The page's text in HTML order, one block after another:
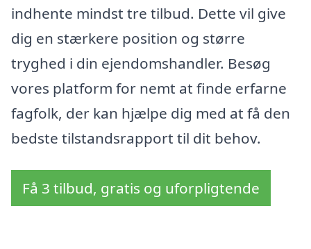
indhente mindst tre tilbud. Dette vil give
dig en stærkere position og større
tryghed i din ejendomshandler. Besøg
vores platform for nemt at finde erfarne
fagfolk, der kan hjælpe dig med at få den
bedste tilstandsrapport til dit behov.
Få 3 tilbud, gratis og uforpligtende